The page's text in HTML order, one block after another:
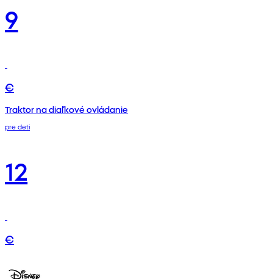
9
€
Traktor na diaľkové ovládanie
pre deti
12
€